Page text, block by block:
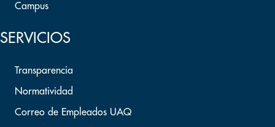
Campus
SERVICIOS
Transparencia
Normatividad
Correo de Empleados UAQ